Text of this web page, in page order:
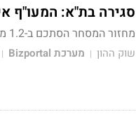
סגירה בת"א: המעו"ף איבד 0.45% בצל המגמה בארה"ב, טבע
מחזור המסחר הסתכם ב-1.2 מיליארד שקלים. הדואליות הכבדות משכו מעלה. מדד הבנקים נפל 1.8%
שוק ההון | מערכת Bizportal |